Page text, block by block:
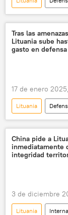
OTAN
🛡️ Fuerzas Armadas
Tras las
Lituania sube
gasto en defensa
17 de enero
Lituania
OTAN
🌍 Europa
China pide a
inmediatamente
integridad
3 de diciembre
Lituania